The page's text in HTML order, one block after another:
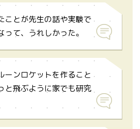
ことが先生の話や実験で
って、うれしかった。
ーンロケットを作ること
と飛ぶように家でも研究